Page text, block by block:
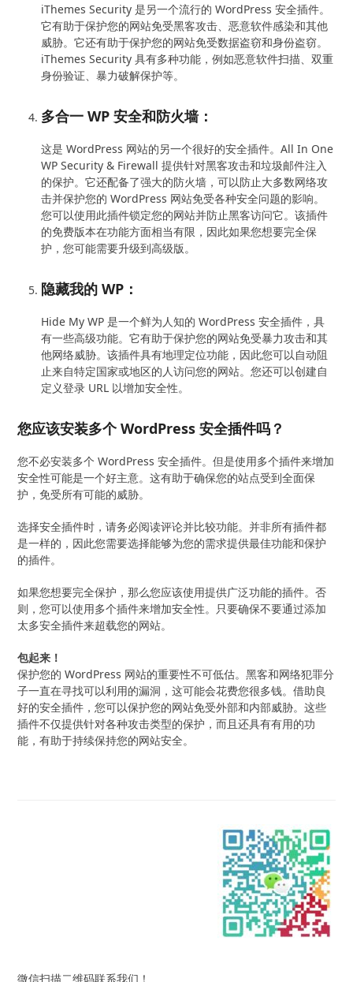
iThemes Security 是另一个流行的 WordPress 安全插件。
它有助于保护您的网站免受黑客攻击、恶意软件感染和其他
威胁。它还有助于保护您的网站免受数据盗窃和身份盗窃。
iThemes Security 具有多种功能，例如恶意软件扫描、双重
身份验证、暴力破解保护等。
多合一 WP 安全和防火墙：
这是 WordPress 网站的另一个很好的安全插件。All In One
WP Security & Firewall 提供针对黑客攻击和垃圾邮件注入
的保护。它还配备了强大的防火墙，可以防止大多数网络攻
击并保护您的 WordPress 网站免受各种安全问题的影响。
您可以使用此插件锁定您的网站并防止黑客访问它。该插件
的免费版本在功能方面相当有限，因此如果您想要完全保
护，您可能需要升级到高级版。
隐藏我的 WP：
Hide My WP 是一个鲜为人知的 WordPress 安全插件，具
有一些高级功能。它有助于保护您的网站免受暴力攻击和其
他网络威胁。该插件具有地理定位功能，因此您可以自动阻
止来自特定国家或地区的人访问您的网站。您还可以创建自
定义登录 URL 以增加安全性。
您应该安装多个 WordPress 安全插件吗？
您不必安装多个 WordPress 安全插件。但是使用多个插件来增加
安全性可能是一个好主意。这有助于确保您的站点受到全面保
护，免受所有可能的威胁。
选择安全插件时，请务必阅读评论并比较功能。并非所有插件都
是一样的，因此您需要选择能够为您的需求提供最佳功能和保护
的插件。
如果您想要完全保护，那么您应该使用提供广泛功能的插件。否
则，您可以使用多个插件来增加安全性。只要确保不要通过添加
太多安全插件来超载您的网站。
包起来！
保护您的 WordPress 网站的重要性不可低估。黑客和网络犯罪分
子一直在寻找可以利用的漏洞，这可能会花费您很多钱。借助良
好的安全插件，您可以保护您的网站免受外部和内部威胁。这些
插件不仅提供针对各种攻击类型的保护，而且还具有有用的功
能，有助于持续保持您的网站安全。
微信扫描二维码联系我们！